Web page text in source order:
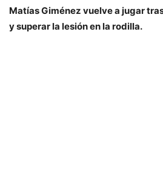
Matías Giménez vuelve a jugar
y superar la lesión en la rodilla.